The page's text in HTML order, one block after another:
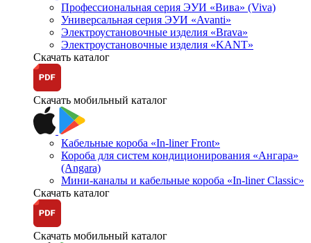
Профессиональная серия ЭУИ «Вива» (Viva)
Универсальная серия ЭУИ «Avanti»
Электроустановочные изделия «Brava»
Электроустановочные изделия «KANT»
Скачать каталог
Скачать мобильный каталог
Кабельные короба «In-liner Front»
Короба для систем кондиционирования «Ангара»
(Angara)
Мини-каналы и кабельные короба «In-liner Classic»
Скачать каталог
Скачать мобильный каталог